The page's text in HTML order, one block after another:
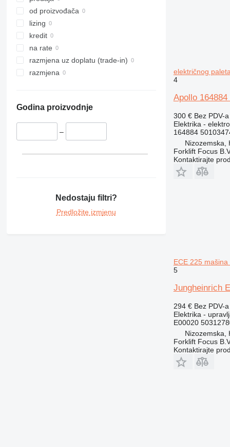
od proizvođača
lizing
kredit
na rate
razmjena uz doplatu (trade-in)
razmjena
Godina proizvodnje
–
Nedostaju filtri?
Predložite izmjenu
električnog
4
Apollo
300 € Bez PDV-a
Elektrika -
164884
Nizozemska,
Forklift Focus
Kontaktirajte
ECE 225
5
Jungheinrich
294 € Bez PDV-a
Elektrika -
E00020
Nizozemska,
Forklift Focus
Kontaktirajte